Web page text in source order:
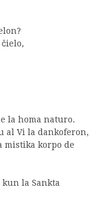
la homa naturo.
al Vi la dankoferon,
korpo de
la Sankta